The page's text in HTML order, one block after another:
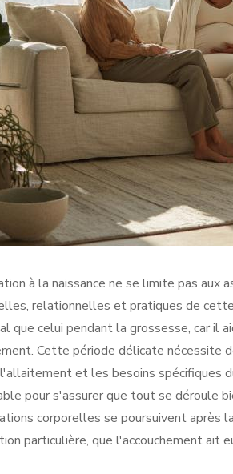
à la naissance ne se limite pas aux
relationnelles et pratiques de
que celui pendant la grossesse, car
Cette période délicate nécessite
et les besoins spécifiques
pour s'assurer que tout se déroule
corporelles se poursuivent après
particulière, que l'accouchement ait